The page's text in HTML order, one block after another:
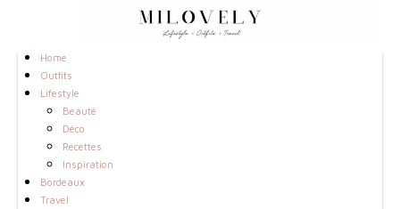
Home
Outfits
Lifestyle
Beauté
Déco
Recettes
Inspiration
Bordeaux
Travel